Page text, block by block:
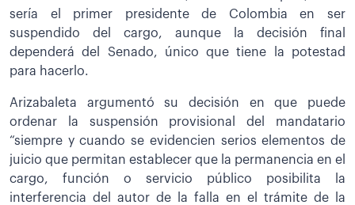
sería el primer presidente de Colombia en ser
suspendido del cargo, aunque la decisión final
dependerá del Senado, único que tiene la potestad
para hacerlo.
Arizabaleta argumentó su decisión en que puede
ordenar la suspensión provisional del mandatario
“siempre y cuando se evidencien serios elementos de
juicio que permitan establecer que la permanencia en el
cargo, función o servicio público posibilita la
interferencia del autor de la falla en el trámite de la